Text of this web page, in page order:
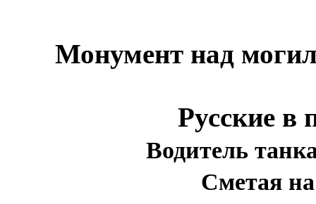
Монумент над
Русские в
Водитель
Сметая